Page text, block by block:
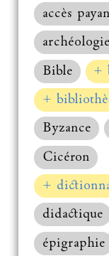
accès
archéologie
Bible
+
+
Byzance
Cicéron
+
didactique
épigraphie